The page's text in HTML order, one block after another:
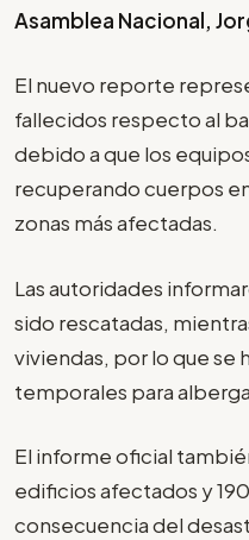
Asamblea Nacional,
El nuevo reporte
fallecidos respecto al
debido a que los
recuperando cuerpos
zonas más afectadas.
Las autoridades
sido rescatadas,
viviendas, por lo que se
temporales para
El informe oficial
edificios afectados y
consecuencia del